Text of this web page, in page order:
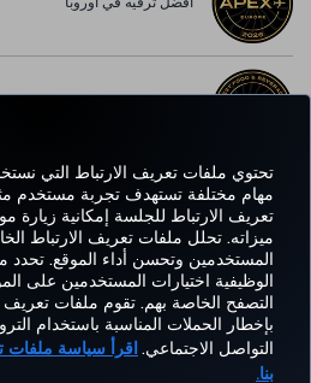
تحتوي ملفات تعريف الارتباط التي
مهام مختلفة تستهدف تجربة مستخدم
تعريف الارتباط للجلسة إمكانية زيارة
ميزاته. تحلل ملفات تعريف الارتباط
المستخدمين وتحسن أداء الموقع. تحدد
الوظيفية اختيارات المستخدمين على
التصفح الخاصة بهم. تقوم ملفات تعريف
بإخطار الحملات المناسبة باستخدام
التواصل الاجتماعي. اقرأ سياسة ملفات
بنا.
Facebook
Twitter
Instagram
الحجز
والإدارة
خبرة
العروض
والوجهات
مساعدة